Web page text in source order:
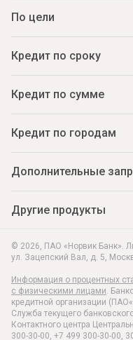
© 2026, ПАО «Норвик Банк».
ул. Зацепский Вал, д. 5,
Информация о процентных
с физическими лицами.
кредитной организации
Служба текущего
Контактного центра
300-30-00, +7 499 300-30-00,
По цели
Кредит по сроку
Кредит по сумме
Кредит по городам
Дополнительные
Другие продукты